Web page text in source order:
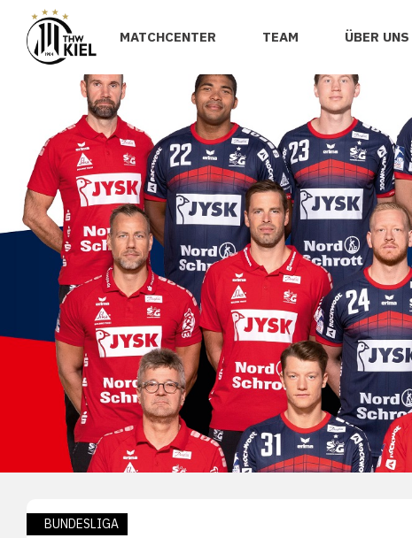
MATCHCENTER TEAM ÜBER UNS
BUNDESLIGA